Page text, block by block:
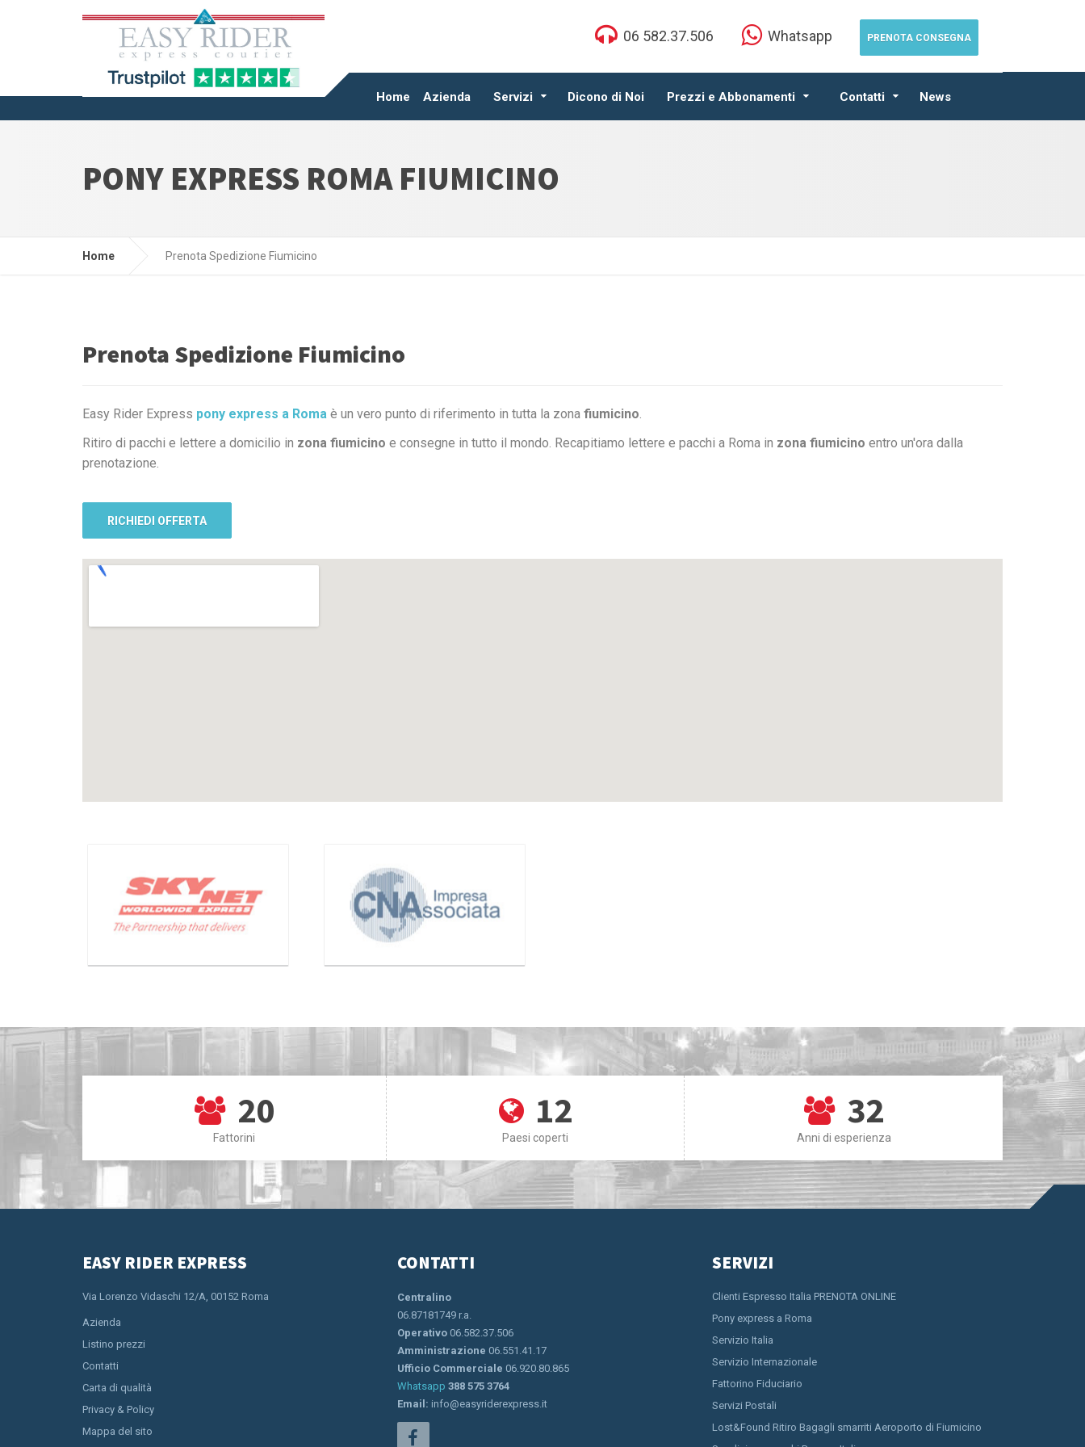
Home Azienda Servizi Dicono di Noi Prezzi e Abbonamenti Contatti News
06 582.37.506 Whatsapp PRENOTA CONSEGNA
PONY EXPRESS ROMA FIUMICINO
Home Prenota Spedizione Fiumicino
Prenota Spedizione Fiumicino
Easy Rider Express pony express a Roma è un vero punto di riferimento in tutta la zona fiumicino.
Ritiro di pacchi e lettere a domicilio in zona fiumicino e consegne in tutto il mondo. Recapitiamo lettere e pacchi a Roma in zona fiumicino entro un'ora dalla
prenotazione.
RICHIEDI OFFERTA
20
Fattorini
12
Paesi coperti
32
Anni di esperienza
EASY RIDER EXPRESS
Via Lorenzo Vidaschi 12/A, 00152 Roma
Azienda
Listino prezzi
Contatti
Carta di qualità
Privacy & Policy
Mappa del sito
CONTATTI
Centralino
06.87181749 r.a.
Operativo06.582.37.506
Amministrazione 06.551.41.17
Ufficio Commerciale 06.920.80.865
Whatsapp 388 575 3764
Email: info@easyriderexpress.it
SERVIZI
Clienti Espresso Italia PRENOTA ONLINE
Pony express a Roma
Servizio Italia
Servizio Internazionale
Fattorino Fiduciario
Servizi Postali
Lost&Found Ritiro Bagagli smarriti Aeroporto di Fiumicino